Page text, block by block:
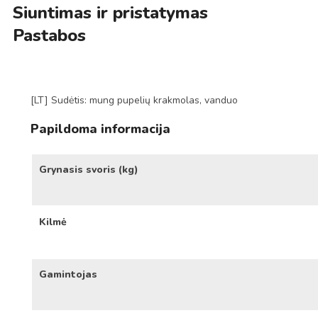
Siuntimas ir pristatymas
Pastabos
[LT] Sudėtis: mung pupelių krakmolas, vanduo
Papildoma informacija
Grynasis svoris (kg)
Kilmė
Gamintojas